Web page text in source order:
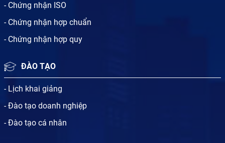
- Chứng nhận ISO
- Chứng nhận hợp chuẩn
- Chứng nhận hợp quy
ĐÀO TẠO
- Lịch khai giảng
- Đào tạo doanh nghiệp
- Đào tạo cá nhân